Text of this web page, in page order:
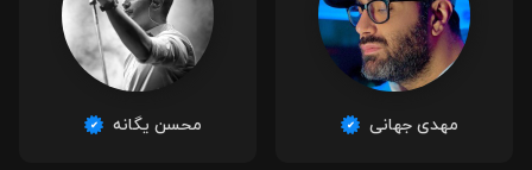
مهدی جهانی محسن یگانه